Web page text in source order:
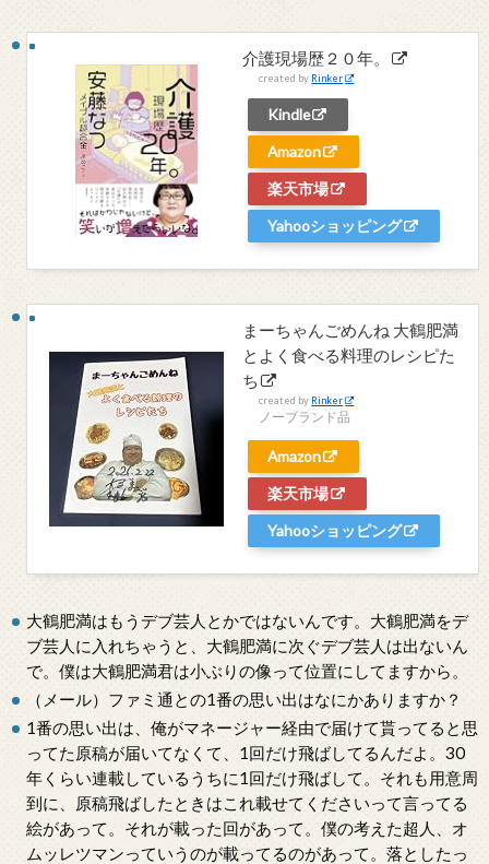
介護現場歴２０年。
created by Rinker
Kindle
Amazon
楽天市場
Yahooショッピング
まーちゃんごめんね 大鶴肥満
とよく食べる料理のレシピた
ち
created by Rinker
ノーブランド品
Amazon
楽天市場
Yahooショッピング
大鶴肥満はもうデブ芸人とかではないんです。大鶴肥満をデ
ブ芸人に入れちゃうと、大鶴肥満に次ぐデブ芸人は出ないん
で。僕は大鶴肥満君は小ぶりの像って位置にしてますから。
（メール）ファミ通との1番の思い出はなにかありますか？
1番の思い出は、俺がマネージャー経由で届けて貰ってると思
ってた原稿が届いてなくて、1回だけ飛ばしてるんだよ。30
年くらい連載しているうちに1回だけ飛ばして。それも用意周
到に、原稿飛ばしたときはこれ載せてくださいって言ってる
絵があって。それが載った回があって。僕の考えた超人、オ
ムッレツマンっていうのが載ってるのがあって。落としたっ